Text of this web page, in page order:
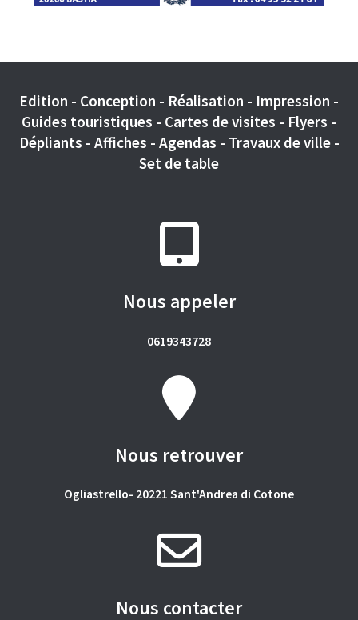
Edition - Conception - Réalisation - Impression -
Guides touristiques - Cartes de visites - Flyers -
Dépliants - Affiches - Agendas - Travaux de ville -
Set de table
Nous appeler
0619343728
Nous retrouver
Ogliastrello- 20221 Sant'Andrea di Cotone
Nous contacter